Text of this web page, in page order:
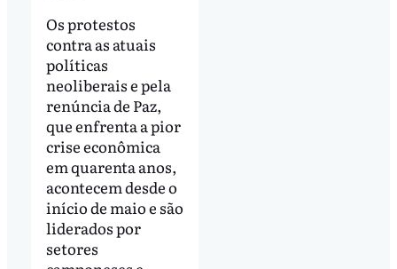
Os protestos
contra as atuais
políticas
neoliberais e pela
renúncia de Paz,
que enfrenta a pior
crise econômica
em quarenta anos,
acontecem desde o
início de maio e são
liderados por
setores